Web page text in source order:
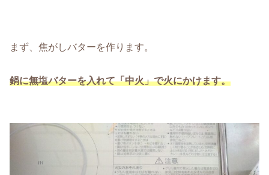
まず、焦がしバターを作ります。
鍋に無塩バターを入れて「中火」で火にかけます。